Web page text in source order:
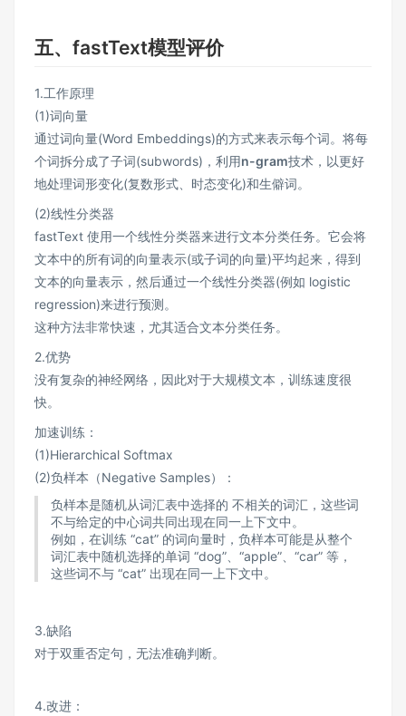
五、fastText模型评价
1.工作原理
(1)词向量
通过词向量(Word Embeddings)的方式来表示每个词。将每
个词拆分成了子词(subwords)，利用n-gram技术，以更好
地处理词形变化(复数形式、时态变化)和生僻词。
(2)线性分类器
fastText 使用一个线性分类器来进行文本分类任务。它会将
文本中的所有词的向量表示(或子词的向量)平均起来，得到
文本的向量表示，然后通过一个线性分类器(例如 logistic
regression)来进行预测。
这种方法非常快速，尤其适合文本分类任务。
2.优势
没有复杂的神经网络，因此对于大规模文本，训练速度很
快。
加速训练：
(1)Hierarchical Softmax
(2)负样本（Negative Samples）：
负样本是随机从词汇表中选择的 不相关的词汇，这些词
不与给定的中心词共同出现在同一上下文中。
例如，在训练 “cat” 的词向量时，负样本可能是从整个
词汇表中随机选择的单词 “dog”、“apple”、“car” 等，
这些词不与 “cat” 出现在同一上下文中。
3.缺陷
对于双重否定句，无法准确判断。
4.改进：